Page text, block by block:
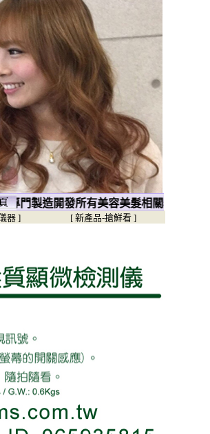
開發所有美容美髮相關器材設備,佳美公
器 ] [ 新產品-搶鮮看 ]